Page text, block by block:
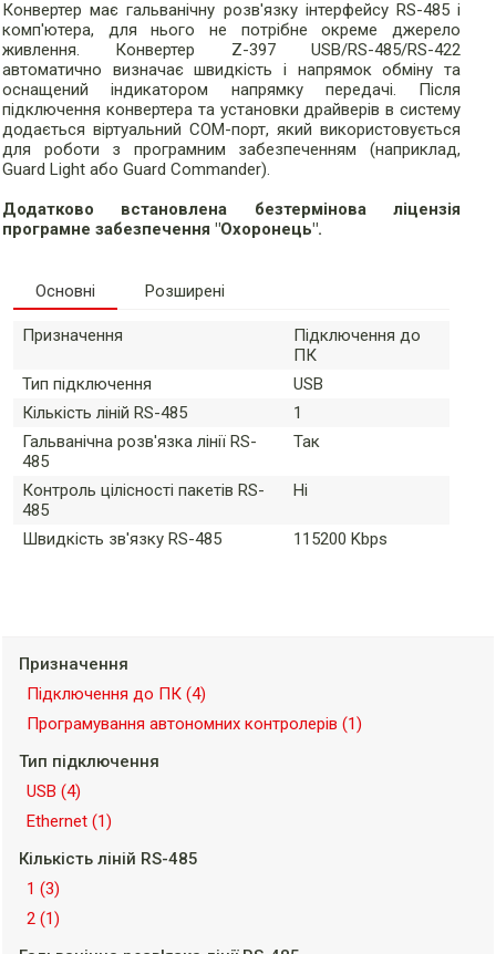
Конвертер має гальванічну розв'язку інтерфейсу RS-485 і
комп'ютера, для нього не потрібне окреме джерело
живлення. Конвертер Z-397 USB/RS-485/RS-422
автоматично визначає швидкість і напрямок обміну та
оснащений індикатором напрямку передачі. Після
підключення конвертера та установки драйверів в систему
додається віртуальний COM-порт, який використовується
для роботи з програмним забезпеченням (наприклад,
Guard Light або Guard Commander).
Додатково встановлена безтермінова ліцензія
програмне забезпечення "Охоронець".
Основні Розширені
Призначення
Підключення до
ПК
Тип підключення
USB
Кількість ліній RS-485
1
Гальванічна розв'язка лінії RS-
485
Так
Контроль цілісності пакетів RS-
485
Ні
Швидкість зв'язку RS-485 115200 Kbps
Призначення
Підключення до ПК (4)
Програмування автономних контролерів (1)
Тип підключення
USB (4)
Ethernet (1)
Кількість ліній RS-485
1 (3)
2 (1)